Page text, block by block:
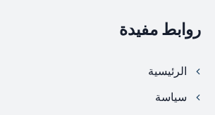
روابط مفيدة
الرئيسية
سياسة